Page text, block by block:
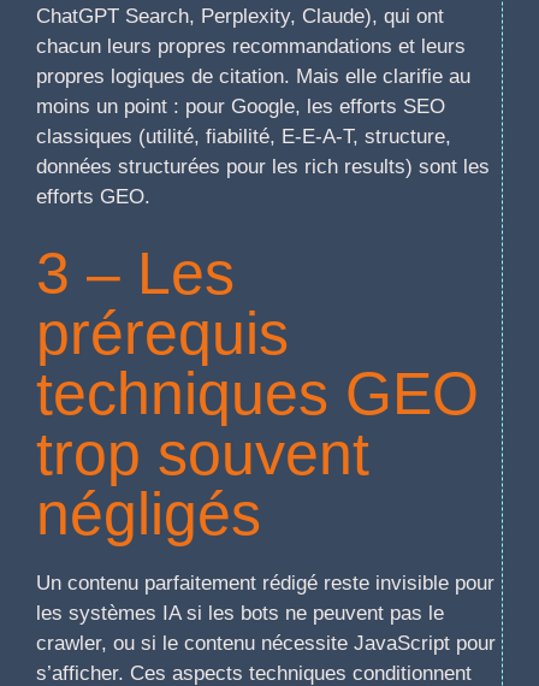
ChatGPT Search, Perplexity, Claude), qui ont
chacun leurs propres recommandations et leurs
propres logiques de citation. Mais elle clarifie au
moins un point : pour Google, les efforts SEO
classiques (utilité, fiabilité, E-E-A-T, structure,
données structurées pour les rich results) sont les
efforts GEO.
3 – Les
prérequis
techniques GEO
trop souvent
négligés
Un contenu parfaitement rédigé reste invisible pour
les systèmes IA si les bots ne peuvent pas le
crawler, ou si le contenu nécessite JavaScript pour
s’afficher. Ces aspects techniques conditionnent